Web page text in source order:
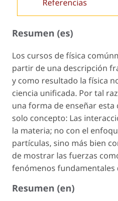
Referencias
Resumen (es)
Los cursos de física
partir de una descripción
y como resultado la física
ciencia unificada. Por tal
una forma de enseñar esta
solo concepto: Las
la materia; no con el
partículas, sino más bien
de mostrar las fuerzas
fenómenos fundamentales
Resumen (en)